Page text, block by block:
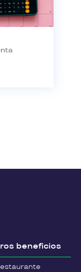
beneficios